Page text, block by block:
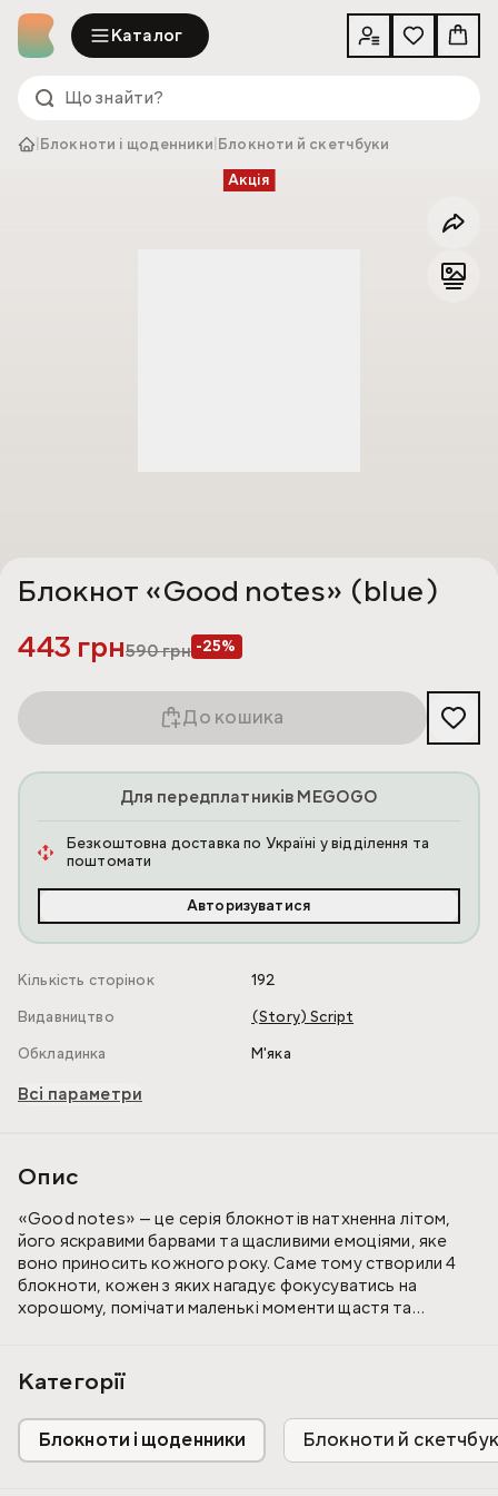
Каталог
Блокноти і щоденники Блокноти й скетчбуки
Акція
Блокнот «Good notes» (blue)
443 грн590грн -25%
До кошика
Для передплатників MEGOGO
Безкоштовна доставка по Україні у відділення та
поштомати
Авторизуватися
Кількість сторінок
192
Видавництво
(Story) Script
Обкладинка
М'яка
Всі параметри
Опис
«Good notes» — це серія блокнотів натхненна літом,
його яскравими барвами та щасливими емоціями, яке
воно приносить кожного року. Саме тому створили 4
блокноти, кожен з яких нагадує фокусуватись на
хорошому, помічати маленькі моменти щастя та
Всередині:
— блокнот формату A5:
— 192 сторінки кремового кольору з улюбленим
Категорії
Блокноти і щоденники Блокноти й